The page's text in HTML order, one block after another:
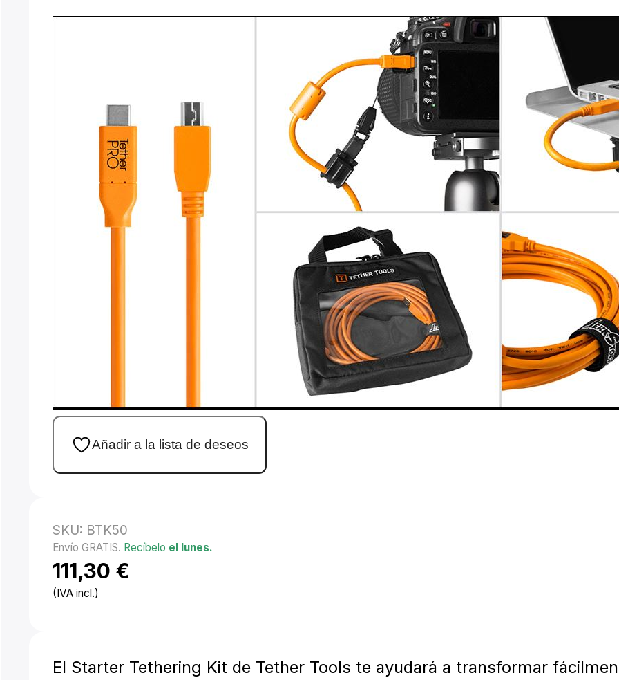
Añadir a la lista de deseos
SKU: BTK50
Envío GRATIS. Recíbelo el lunes.
111,30 €
(IVA incl.)
El Starter Tethering Kit de Tether Tools te ayudará a transformar